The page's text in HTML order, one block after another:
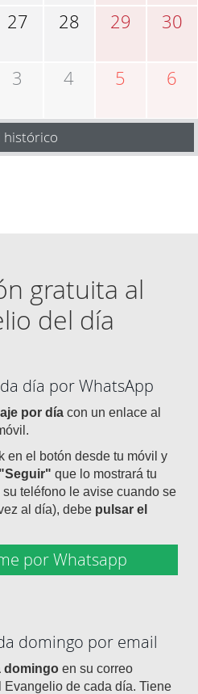
27 28 29 30
3 4 5 6
histórico
gratuita al
del día
día por WhatsApp
por día con un enlace al
en el botón desde tu móvil y
"Seguir" que lo mostrará tu
teléfono le avise cuando se
al día), debe pulsar el
por Whatsapp
domingo por email
domingo en su correo
de cada día. Tiene